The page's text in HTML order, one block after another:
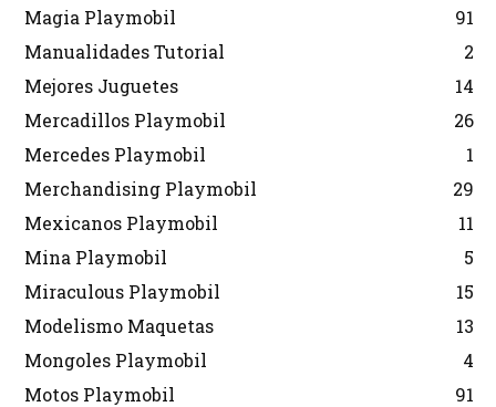
Magia Playmobil
91
Manualidades Tutorial
2
Mejores Juguetes
14
Mercadillos Playmobil
26
Mercedes Playmobil
1
Merchandising Playmobil
29
Mexicanos Playmobil
11
Mina Playmobil
5
Miraculous Playmobil
15
Modelismo Maquetas
13
Mongoles Playmobil
4
Motos Playmobil
91